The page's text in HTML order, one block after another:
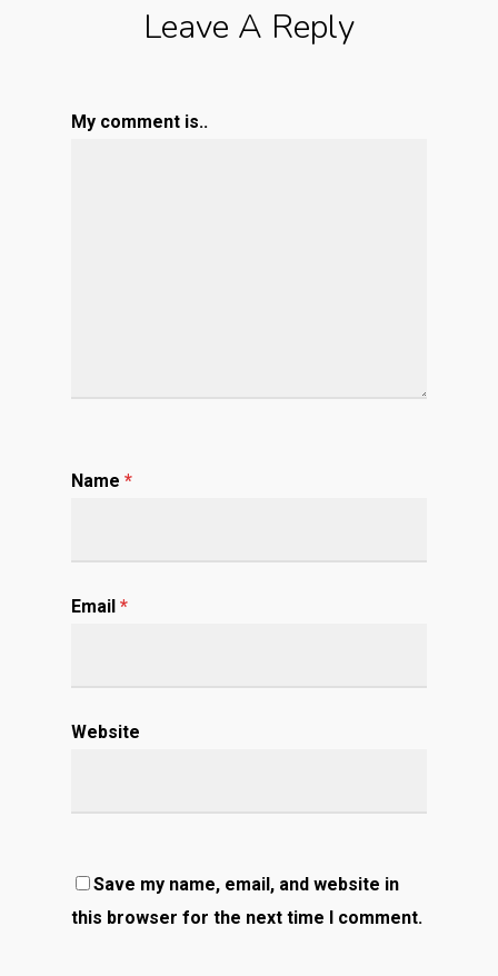
Leave A Reply
My comment is..
Name *
Email *
Website
Save my name, email, and website in
this browser for the next time I comment.